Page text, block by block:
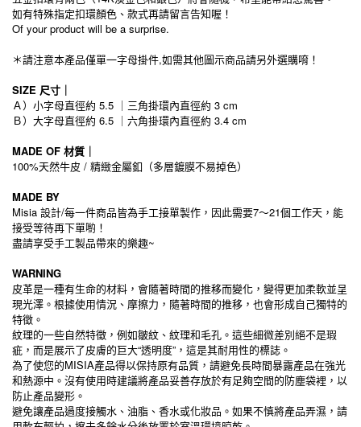
如有特殊指定扣環顏色、款式再請留言告知喔！
Of your product will be a surprise.
＊請注意本產品僅單一字母掛件,如需其他圖示商品請另外選購唷！
SIZE 尺寸｜
Ａ）小字母直徑約 5.5 ｜三角掛環內直徑約 3 cm
Ｂ）大字母直徑約 6.5 ｜六角掛環內直徑約 3.4 cm
MADE OF 材質｜
100%天然牛皮 / 精緻金屬釦（多層鍍膜不易掉色）
MADE BY
Misia 設計/每一件商品皆為手工接單製作，因此需要7～21個工作天，能
接受等待再下單喲！
盡請享受手工製品帶來的樂趣~
WARNING
皮革是一種有生命的材料，會隨著時間的推移而變化，變得更加柔軟並呈
現光澤。根據使用情況、摩擦力，隨著時間的推移，也會形成自己獨特的
特徵。
紋理的一些自然特徵，例如皺紋、紋理和毛孔。這些細微差別絕不是瑕
疵，而是展示了皮膚的巨大“透明度”，這是其耐用性的標誌。
為了使您的MISIA產品得以保持原有品質，請避免長時間暴露產品在強光
和熱源中。沒有使用時建議將產品妥善存放於有足夠空間的防塵袋裡，以
防止產品變形。
避免讓產品過度接觸水、油脂、香水或化妝品。如果不慎將產品弄濕，請